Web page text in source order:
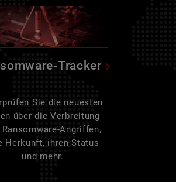
Tracker
Sie die neuesten
über die Verbreitung
Ransomware-Angriffen,
Herkunft, ihren Status
und mehr.